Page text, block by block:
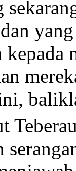
kepada